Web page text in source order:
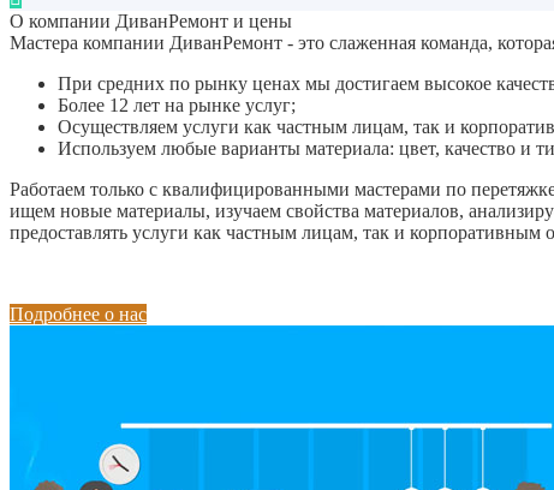
О компании ДиванРемонт и цены
Мастера компании ДиванРемонт - это слаженная команда,
При средних по рынку ценах мы достигаем высокое
Более 12 лет на рынке услуг;
Осуществляем услуги как частным лицам, так и
Используем любые варианты материала: цвет, качество и
Работаем только с квалифицированными мастерами по
ищем новые материалы, изучаем свойства материалов,
предоставлять услуги как частным лицам, так и корпоративным
Подробнее о нас